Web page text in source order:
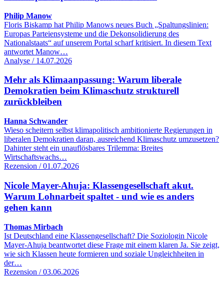
Philip Manow
Floris Biskamp hat Philip Manows neues Buch „Spaltungslinien:
Europas Parteiensysteme und die Dekonsolidierung des
Nationalstaats“ auf unserem Portal scharf kritisiert. In diesem Text
antwortet Manow…
Analyse / 14.07.2026
Mehr als Klimaanpassung: Warum liberale
Demokratien beim Klimaschutz strukturell
zurückbleiben
Hanna Schwander
Wieso scheitern selbst klimapolitisch ambitionierte Regierungen in
liberalen Demokratien daran, ausreichend Klimaschutz umzusetzen?
Dahinter steht ein unauflösbares Trilemma: Breites
Wirtschaftswachs…
Rezension / 01.07.2026
Nicole Mayer-Ahuja: Klassengesellschaft akut.
Warum Lohnarbeit spaltet - und wie es anders
gehen kann
Thomas Mirbach
Ist Deutschland eine Klassengesellschaft? Die Soziologin Nicole
Mayer-Ahuja beantwortet diese Frage mit einem klaren Ja. Sie zeigt,
wie sich Klassen heute formieren und soziale Ungleichheiten in
der…
Rezension / 03.06.2026